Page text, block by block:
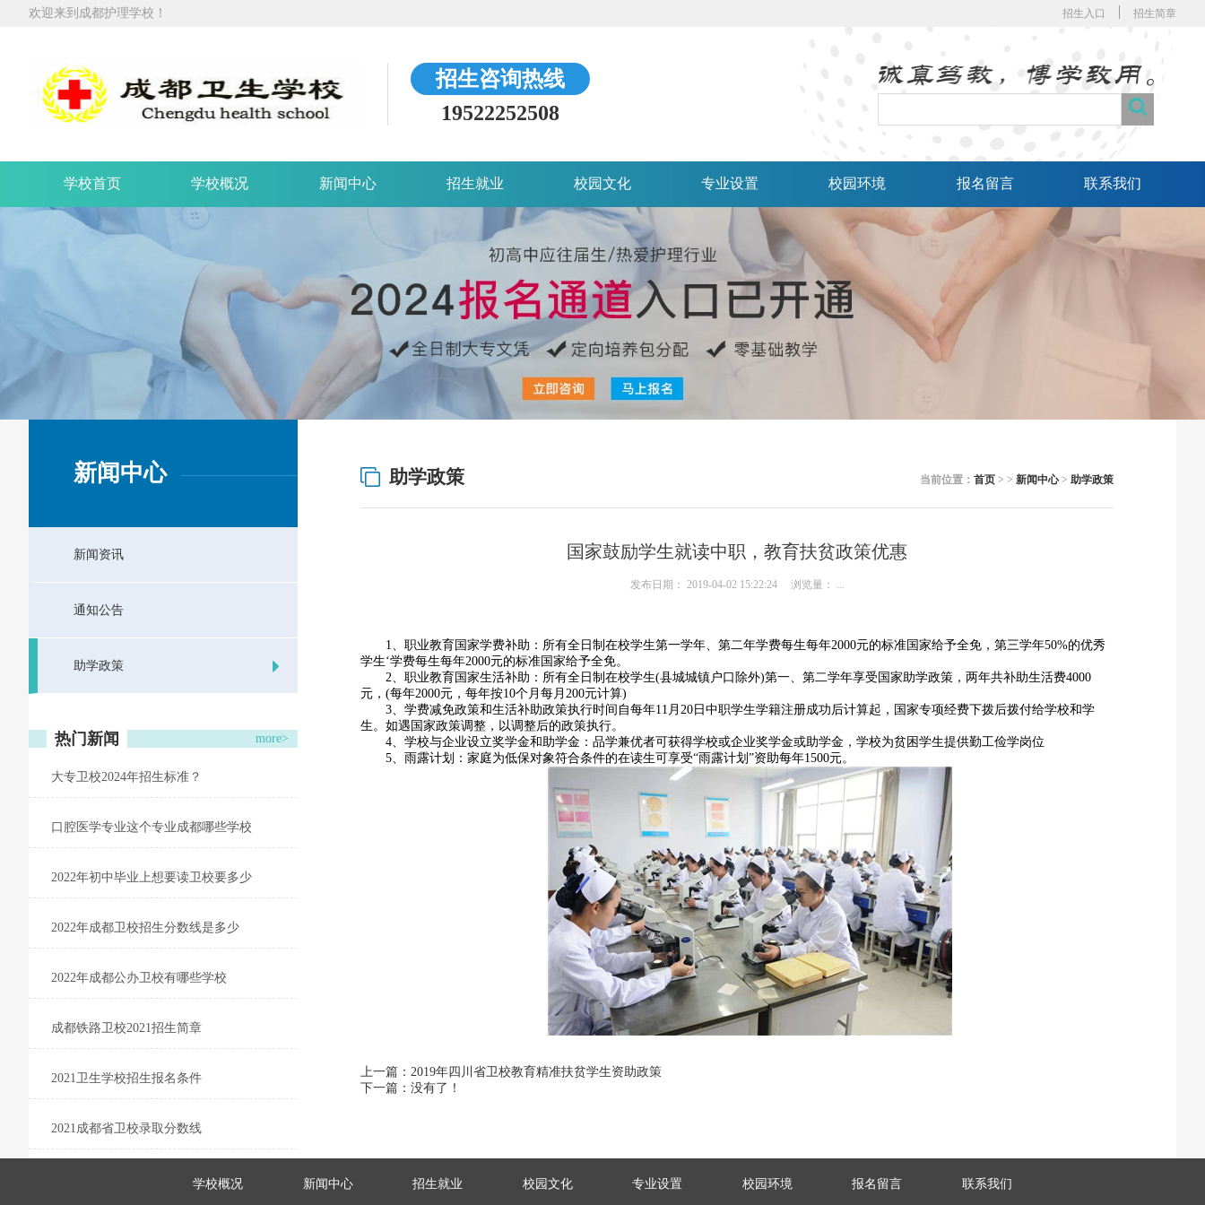
欢迎来到成都护理学校！ 招生入口 招生简章
招生咨询热线
19522252508
学校首页 学校概况 新闻中心 招生就业 校园文化 专业设置 校园环境 报名留言 联系我们
新闻中心
新闻资讯
通知公告
助学政策
热门新闻 more>
大专卫校2024年招生标准？
口腔医学专业这个专业成都哪些学校
2022年初中毕业上想要读卫校要多少
2022年成都卫校招生分数线是多少
2022年成都公办卫校有哪些学校
成都铁路卫校2021招生简章
2021卫生学校招生报名条件
2021成都省卫校录取分数线
助学政策 当前位置： 首页 > > 新闻中心> 助学政策
国家鼓励学生就读中职，教育扶贫政策优惠
发布日期： 2019-04-02 15:22:24 浏览量： ...
1、职业教育国家学费补助：所有全日制在校学生第一学年、第二年学费每生每年2000元的标准国家给予全免，第三学年50%的优秀
学生‘学费每生每年2000元的标准国家给予全免。
2、职业教育国家生活补助：所有全日制在校学生(县城城镇户口除外)第一、第二学年享受国家助学政策，两年共补助生活费4000
元，(每年2000元，每年按10个月每月200元计算)
3、学费减免政策和生活补助政策执行时间自每年11月20日中职学生学籍注册成功后计算起，国家专项经费下拨后拨付给学校和学
生。如遇国家政策调整，以调整后的政策执行。
4、学校与企业设立奖学金和助学金：品学兼优者可获得学校或企业奖学金或助学金，学校为贫困学生提供勤工俭学岗位
5、雨露计划：家庭为低保对象符合条件的在读生可享受“雨露计划”资助每年1500元。
上一篇：2019年四川省卫校教育精准扶贫学生资助政策
下一篇：没有了！
学校概况 新闻中心 招生就业 校园文化 专业设置 校园环境 报名留言 联系我们